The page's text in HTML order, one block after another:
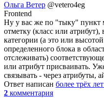
Ольга Ветер @vetero4eg
Frontend
Ну у вас же по "тыку" пункт
отметку (класс или
категории (а это или
определенного блока в
отслеживать)
или атрибут присваивать.
связывать - через атрибуты,
Ответ написан более трёх
2 комментария